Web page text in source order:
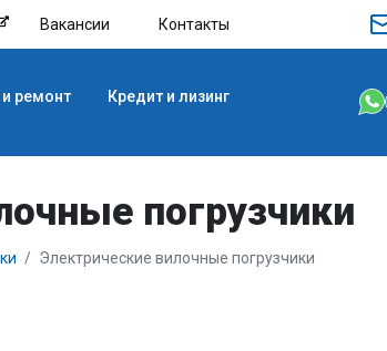
Вакансии Контакты
ремонт Кредит и лизинг
погрузчики
Электрические вилочные погрузчики